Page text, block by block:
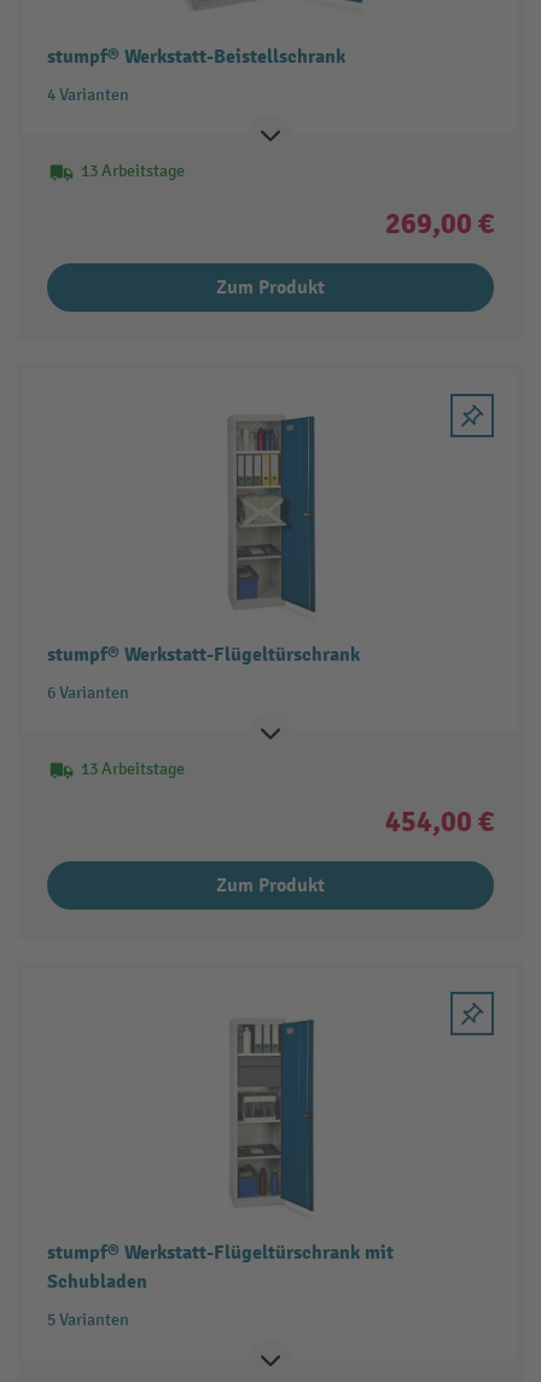
stumpf® Werkstatt-Beistellschrank
4 Varianten
13 Arbeitstage
269,00 €
Zum Produkt
stumpf® Werkstatt-Flügeltürschrank
6 Varianten
13 Arbeitstage
454,00 €
Zum Produkt
stumpf® Werkstatt-Flügeltürschrank mit
Schubladen
5 Varianten